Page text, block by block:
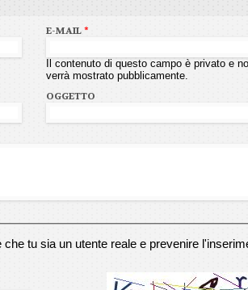
E-MAIL*
Il contenuto di questo campo è privato e
verrà mostrato pubblicamente.
OGGETTO
tu sia un utente reale e prevenire